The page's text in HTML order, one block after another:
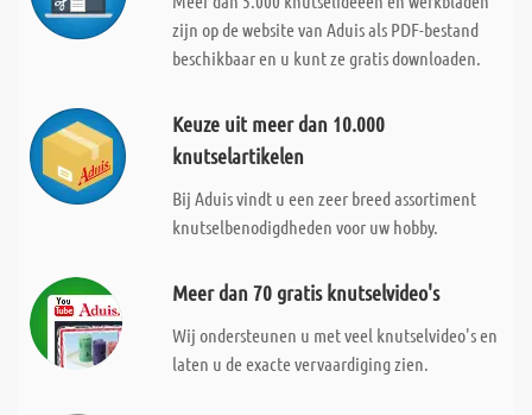
zijn op de website van Aduis als PDF-bestand
beschikbaar en u kunt ze gratis downloaden.
Keuze uit meer dan 10.000
knutselartikelen
Bij Aduis vindt u een zeer breed assortiment
knutselbenodigdheden voor uw hobby.
Meer dan 70 gratis knutselvideo's
Wij ondersteunen u met veel knutselvideo's en
laten u de exacte vervaardiging zien.